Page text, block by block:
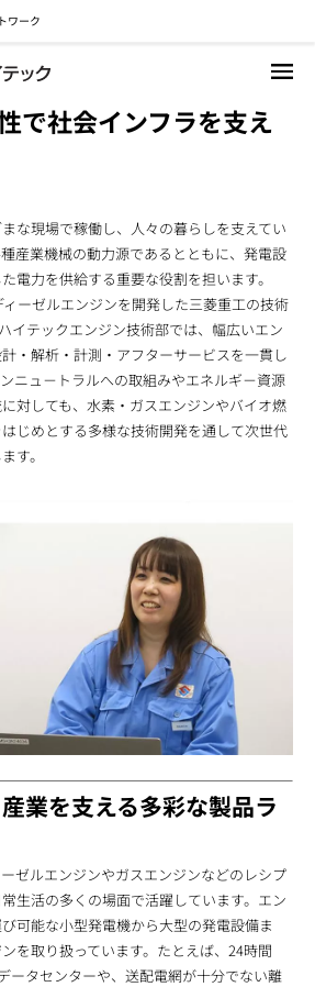
ワーク
で社会インフラを支え
な現場で稼働し、人々の暮らしを支えてい
産業機械の動力源であるとともに、発電設
電力を供給する重要な役割を担います。
ーゼルエンジンを開発した三菱重工の技術
イテックエンジン技術部では、幅広いエン
・解析・計測・アフターサービスを一貫し
ニュ－トラルへの取組みやエネルギ－資源
対しても、水素・ガスエンジンやバイオ燃
じめとする多様な技術開発を通して次世代
す。
業を支える多彩な製品ラ
ゼルエンジンやガスエンジンなどのレシプ
生活の多くの場面で活躍しています。エン
可能な小型発電機から大型の発電設備ま
を取り扱っています。たとえば、24時間
ータセンターや、送配電網が十分でない離